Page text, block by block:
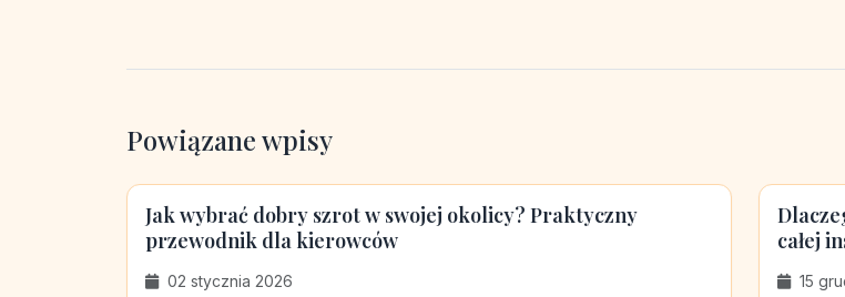
Powiązane wpisy
Jak wybrać dobry szrot w swojej okolicy? Praktyczny
przewodnik dla kierowców
02 stycznia 2026
całej
15